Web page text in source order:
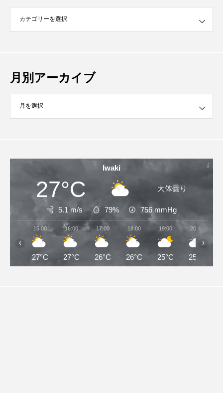
月別アーカイブ
ブ
Iwaki
27°C 大体曇り
5.1 m/s 79% 756 mmHg
15:00
27°C
16:00
27°C
17:00
26°C
18:00
26°C
19:00
25°C
20:00
25°C
‹ ›